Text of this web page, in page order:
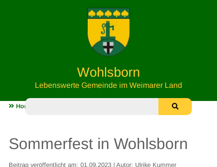
Wohlsborn
Lebenswerte Gemeinde im Weimarer Land
Home Sommerfest in Wohlsborn
Sommerfest in Wohlsborn
Beitrag veröffentlicht am: 01.09.2023 | Autor: Ulrike Kummer